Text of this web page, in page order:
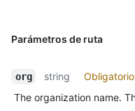
Parámetros de ruta
org string
Obligatorio
The organization name.